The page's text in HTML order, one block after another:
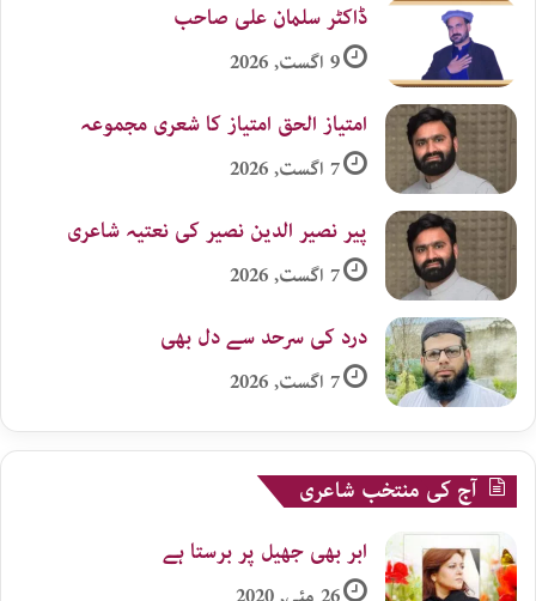
ڈاکٹر سلمان علی صاحب
9 اگست, 2026
امتیاز الحق امتیاز کا شعری مجموعہ
7 اگست, 2026
پیر نصیر الدین نصیر کی نعتیہ شاعری
7 اگست, 2026
درد کی سرحد سے دل بھی
7 اگست, 2026
آج کی منتخب شاعری
ابر بھی جھیل پر برستا ہے